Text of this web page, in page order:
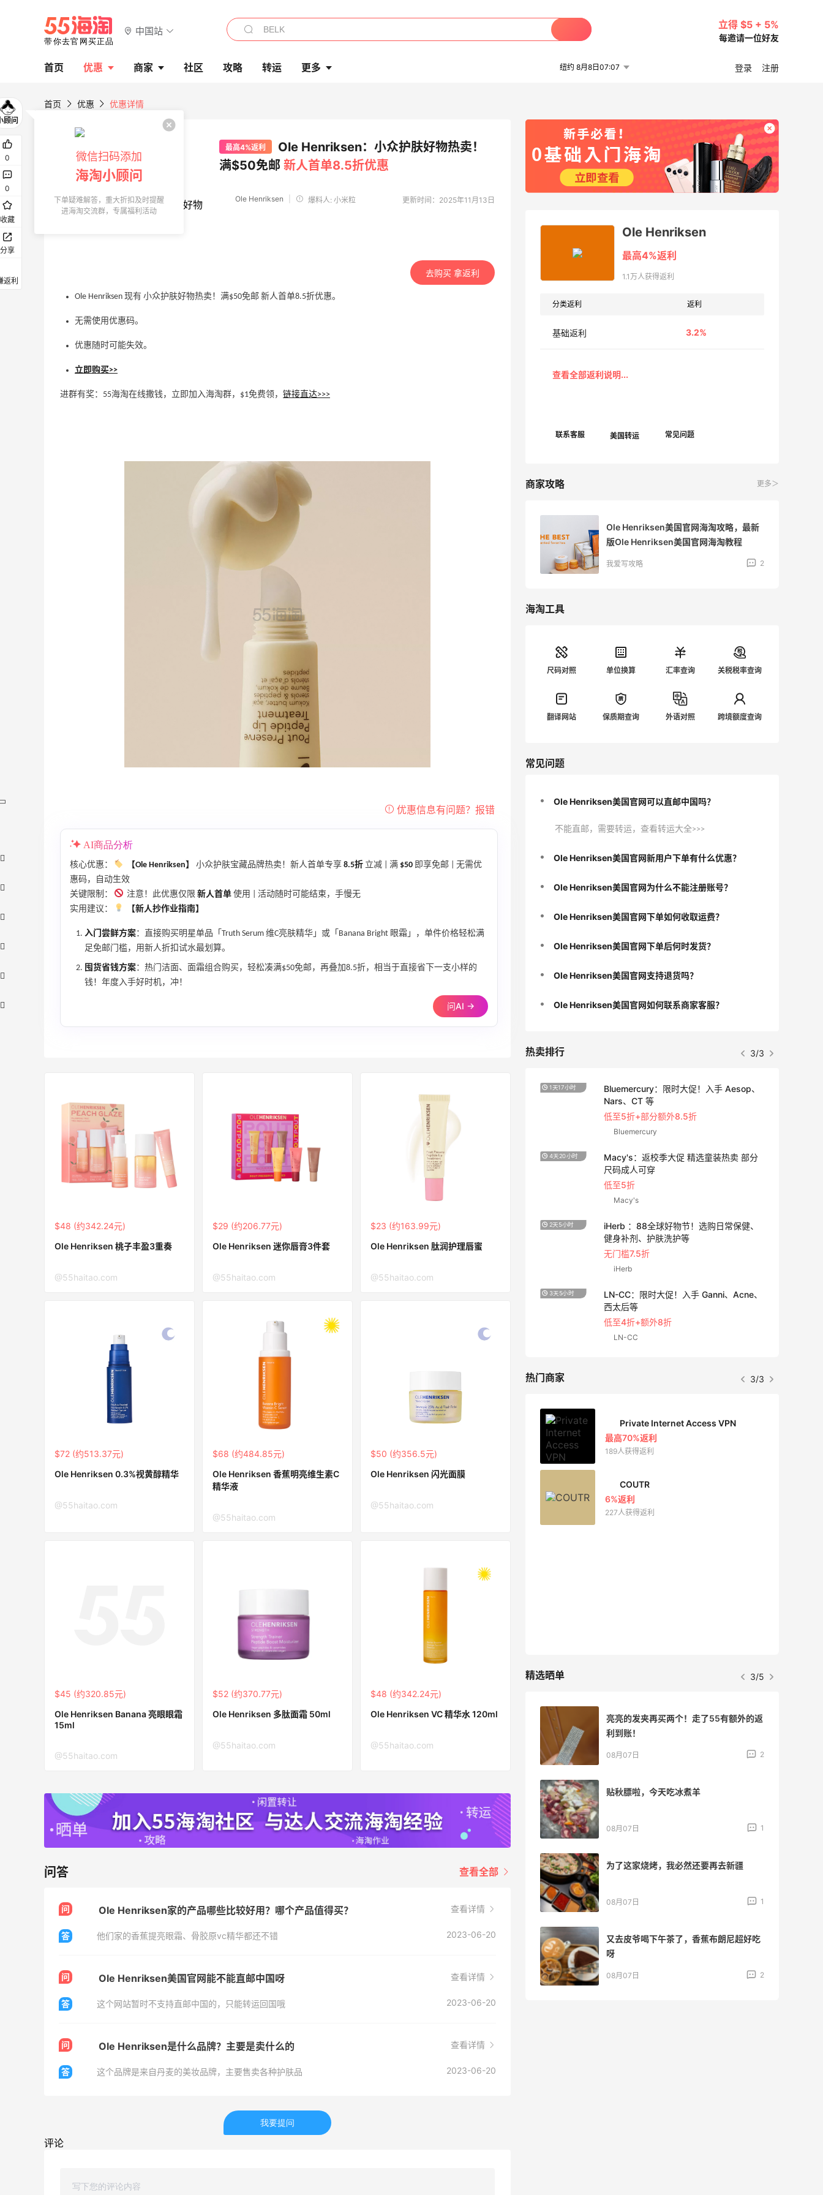
中国站
立得 $5 + 5%
每邀请一位好友
首页 优惠 商家 社区 攻略 转运 更多 纽约 8月8日07:07 登录 注册
首页 优惠 优惠详情
最高4%返利
Ole Henriksen：小众护肤好物热卖！
满$50免邮 新人首单8.5折优惠
Ole Henriksen 爆料人: 小米粒 更新时间：2025年11月13日
去购买 拿返利
Ole Henriksen 现有 小众护肤好物热卖！满$50免邮 新人首单8.5折优惠。
无需使用优惠码。
优惠随时可能失效。
立即购买>>
进群有奖：55海淘在线撒钱，立即加入海淘群，$1免费领， 链接直达>>>
AI商品分析
核心优惠： 【Ole Henriksen】 小众护肤宝藏品牌热卖！新人首单专享 8.5折 立减 | 满 $50 即享免邮 | 无需优
惠码，自动生效
关键限制：
注意！此优惠仅限 新人首单 使用 | 活动随时可能结束，手慢无
实用建议：
【新人抄作业指南】
入门尝鲜方案：直接购买明星单品「Truth Serum 维C亮肤精华」或「Banana Bright 眼霜」，单件价格轻松满
足免邮门槛，用新人折扣试水最划算。
囤货省钱方案：热门洁面、面霜组合购买，轻松凑满$50免邮，再叠加8.5折，相当于直接省下一支小样的
钱！年度入手好时机，冲！
问AI →
$48 (约342.24元)
Ole Henriksen 桃子丰盈3重奏
@55haitao.com
$29 (约206.77元)
Ole Henriksen 迷你唇膏3件套
@55haitao.com
$23 (约163.99元)
Ole Henriksen 肽润护理唇蜜
@55haitao.com
$72 (约513.37元)
Ole Henriksen 0.3%视黄醇精华
@55haitao.com
$68 (约484.85元)
Ole Henriksen 香蕉明亮维生素C
精华液
@55haitao.com
$50 (约356.5元)
Ole Henriksen 闪光面膜
@55haitao.com
$45 (约320.85元)
Ole Henriksen Banana 亮眼眼霜
15ml
@55haitao.com
$52 (约370.77元)
Ole Henriksen 多肽面霜 50ml
@55haitao.com
$48 (约342.24元)
Ole Henriksen VC 精华水 120ml
@55haitao.com
问答 查看全部
问 Ole Henriksen家的产品哪些比较好用？哪个产品值得买？ 查看详情
答 他们家的香蕉提亮眼霜、骨胶原vc精华都还不错 2023-06-20
问 Ole Henriksen美国官网能不能直邮中国呀 查看详情
答 这个网站暂时不支持直邮中国的，只能转运回国哦 2023-06-20
问 Ole Henriksen是什么品牌？主要是卖什么的 查看详情
答 这个品牌是来自丹麦的美妆品牌，主要售卖各种护肤品 2023-06-20
我要提问
评论
Ole Henriksen
最高4%返利
1.1万人获得返利
分类返利 返利
基础返利 3.2%
商家攻略 更多＞
Ole Henriksen美国官网海淘攻略，最新
版Ole Henriksen美国官网海淘教程
我爱写攻略 2
海淘工具
尺码对照 单位换算 汇率查询 关税税率查询
翻译网站 保质期查询 外语对照 跨境额度查询
常见问题
Ole Henriksen美国官网可以直邮中国吗？
不能直邮，需要转运，查看转运大全>>>
Ole Henriksen美国官网新用户下单有什么优惠？
Ole Henriksen美国官网为什么不能注册账号？
Ole Henriksen美国官网下单如何收取运费？
Ole Henriksen美国官网下单后何时发货？
Ole Henriksen美国官网支持退货吗？
Ole Henriksen美国官网如何联系商家客服？
热卖排行 3/3
遇！满$150立省$50
满赠正装橘子眼霜+精华唇蜜等好礼
Bobbi Brown
Bloomingdales：时尚热卖！入手珑骧、
Tory Burch、拉夫劳伦等
每满$100返$25礼卡
4天17小时
Columbia Sportswear：夏季大促！哥伦
低至6折
Space NK UK
史低价2000元不到
SS26时尚大牌低至5.5折
1天17小时
Bloomingdales：美妆大促！入手 Dior、
满$200享8.5折优惠+部分送好礼
Mytheresa：折扣区时尚上新热卖 关注
享额外9折
1天17小时
Bluemercury：限时大促！入手 Aesop、
Nars、CT 等
低至5折+部分额外8.5折
Bluemercury
4天20小时
Macy's：返校季大促 精选童装热卖 部分
尺码成人可穿
低至5折
Macy's
2天5小时
iHerb ：88全球好物节！选购日常保健、
健身补剂、护肤洗护等
无门槛7.5折
iHerb
3天5小时
LN-CC：限时大促！入手 Ganni、Acne、
西太后等
低至4折+额外8折
LN-CC
热门商家 3/3
Mac Duggal
6074人成功下单
ERGO Baby
62人获得返利
Private Internet Access VPN
最高70%返利
189人获得返利
COUTR
6%返利
227人获得返利
精选晒单 3/5
淘宝买维达抽纸，给家里囤点货！
08月08日
闪购买李若桃酸奶，2杯很划算！！
08月08日 1
美团买黄式壹品汇芋圆，好吃不贵！！
08月08日 1
苦巧咸酪碎银子 | 喜茶最夯的一杯️
深夜美食，打卡自贡小烧烤
08月08日 1
iHerb8月第一单！日常补给囤起来
京东买戴维贝拉连衣裙，融合中式风很好
亮亮的发夹再买两个！走了55有额外的返
利到账！
08月07日 2
贴秋膘啦，今天吃冰煮羊
08月07日 1
为了这家烧烤，我必然还要再去新疆
08月07日 1
又去皮爷喝下午茶了，香蕉布朗尼超好吃
呀
08月07日 2
0
0
收藏
分享
返利
微信扫码添加
海淘小顾问
下单疑难解答，重大折扣及时提醒
进海淘交流群，专属福利活动